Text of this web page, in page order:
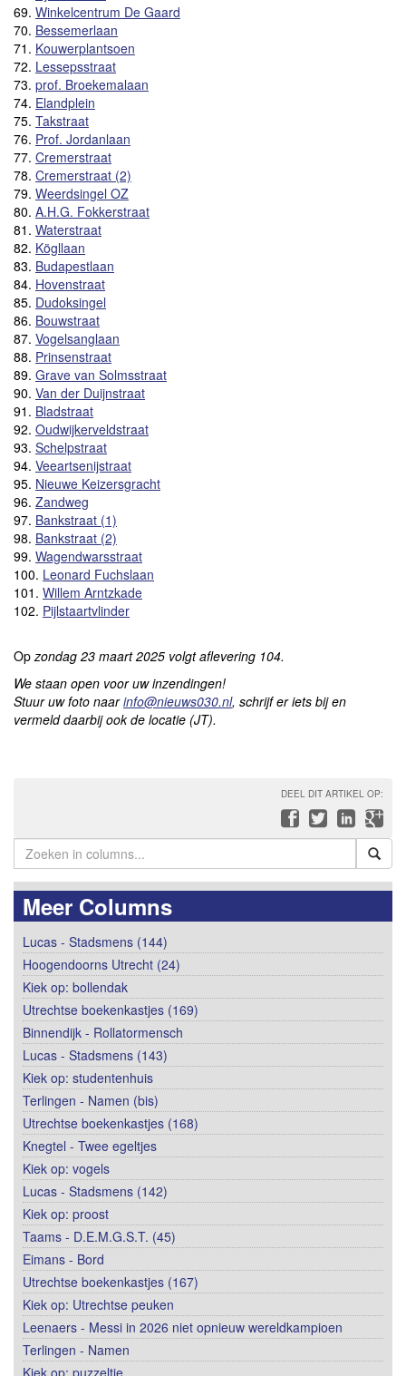
69. Winkelcentrum De Gaard
70. Bessemerlaan
71. Kouwerplantsoen
72. Lessepsstraat
73. prof. Broekemalaan
74. Elandplein
75. Takstraat
76. Prof. Jordanlaan
77. Cremerstraat
78. Cremerstraat (2)
79. Weerdsingel OZ
80. A.H.G. Fokkerstraat
81. Waterstraat
82. Kögllaan
83. Budapestlaan
84. Hovenstraat
85. Dudoksingel
86. Bouwstraat
87. Vogelsanglaan
88. Prinsenstraat
89. Grave van Solmsstraat
90. Van der Duijnstraat
91. Bladstraat
92. Oudwijkerveldstraat
93. Schelpstraat
94. Veeartsenijstraat
95. Nieuwe Keizersgracht
96. Zandweg
97. Bankstraat (1)
98. Bankstraat (2)
99. Wagendwarsstraat
100. Leonard Fuchslaan
101. Willem Arntzkade
102. Pijlstaartvlinder
Opzondag 23 maart 2025 volgt aflevering 104.
We staan open voor uw inzendingen!
Stuur uw foto naarinfo@nieuws030.nl, schrijf er iets bijen
vermeld daarbij ook de locatie (JT).
DEEL DIT ARTIKEL OP:
Meer Columns
Lucas - Stadsmens (144)
Hoogendoorns Utrecht (24)
Kiek op: bollendak
Utrechtse boekenkastjes (169)
Binnendijk - Rollatormensch
Lucas - Stadsmens (143)
Kiek op: studentenhuis
Terlingen - Namen (bis)
Utrechtse boekenkastjes (168)
Knegtel - Twee egeltjes
Kiek op: vogels
Lucas - Stadsmens (142)
Kiek op: proost
Taams - D.E.M.G.S.T. (45)
Eimans - Bord
Utrechtse boekenkastjes (167)
Kiek op: Utrechtse peuken
Leenaers - Messi in 2026 niet opnieuw wereldkampioen
Terlingen - Namen